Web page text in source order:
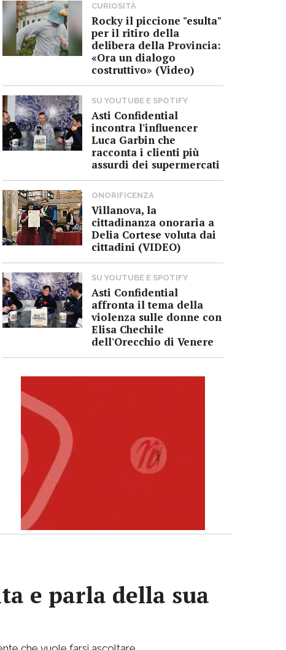
CURIOSITÀ
Rocky il piccione "esulta"
per il ritiro della
delibera della Provincia:
«Ora un dialogo
costruttivo» (Video)
SU YOUTUBE E SPOTIFY
Asti Confidential
incontra l'influencer
Luca Garbin che
racconta i clienti più
assurdi dei supermercati
ONORIFICENZA
Villanova, la
cittadinanza onoraria a
Delia Cortese voluta dai
cittadini (VIDEO)
SU YOUTUBE E SPOTIFY
Asti Confidential
affronta il tema della
violenza sulle donne con
Elisa Chechile
dell'Orecchio di Venere
e parla della sua